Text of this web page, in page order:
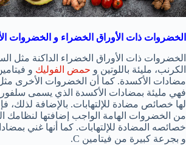
الخضروات ذات الأوراق الخضراء و الخضروات
الخضروات ذات الأوراق الخضراء الداكنة مثل
الكرنب، مليئة باللوتين و حمض الفوليك
مضادات الأكسدة. كما أن الخضروات الأخرى
فهي مليئة بمضادات الأكسدة الذي يسمى
لها خصائص مضادة للإلتهابات. بالإضافة لذلك،
من الخضروات الهامة الواجب إضافتها لنظامك
خصائصه المضادة للإلتهابات. كما أنها غني
و بجرعة كبيرة من فيتامين C.